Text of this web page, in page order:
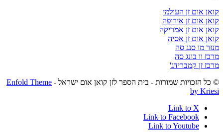
קואן אום זן העולמי
קואן אום זן אירופה
קואן אום זן אמריקה
קואן אום זן אסיה
מנזר מו סנג סה
מרכז וו בונג סה
מרכז זן קמברידג'
© כל הזכויות שמורות - בית הספר לזן קואן אום ישראל - Enfold Theme
by Kriesi
Link to X
Link to Facebook
Link to Youtube